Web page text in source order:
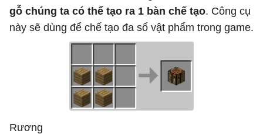
gỗ chúng ta có thể tạo ra 1 bàn chế tạo. Công cụ
này sẽ dùng để chế tạo đa số vật phẩm trong game.
Rương